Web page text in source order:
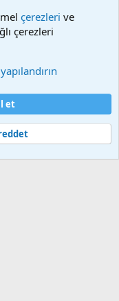
bu sitelere aittir.
Ltd.
çerezleri ve
çerezleri
et